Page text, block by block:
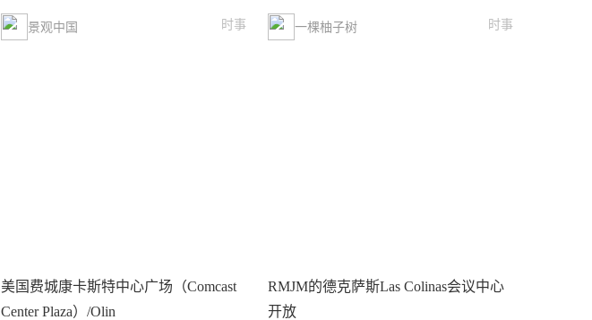
景观中国 时事 一棵柚子树 时事
美国费城康卡斯特中心广场（Comcast
Center Plaza）/Olin
RMJM的德克萨斯Las Colinas会议中心
开放